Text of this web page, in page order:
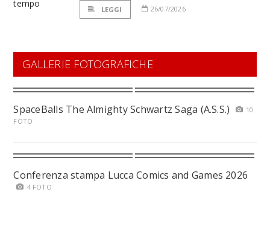
LEGGI 26/07/2026
GALLERIE FOTOGRAFICHE
SpaceBalls The Almighty Schwartz Saga (A.S.S.)
10
FOTO
Conferenza stampa Lucca Comics and Games 2026
4 FOTO